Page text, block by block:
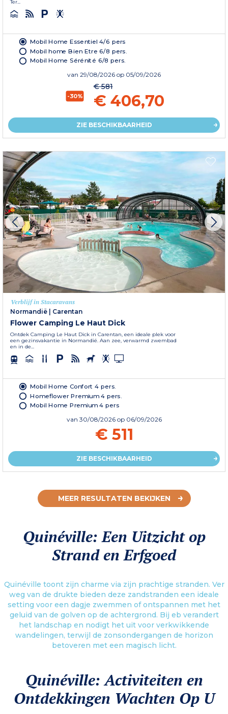
Ter...
Mobil Home Essentiel 4/6 pers
Mobil home Bien Etre 6/8 pers.
Mobil Home Sérénité 6/8 pers.
van 29/08/2026 op 05/09/2026
-30%
€ 581
€ 406,70
ZIE BESCHIKBAARHEID
Verblijf in Stacaravans
Normandië | Carentan
Flower Camping Le Haut Dick
Ontdek Camping Le Haut Dick in Carentan, een ideale plek voor
een gezinsvakantie in Normandië. Aan zee, verwarmd zwembad
en in de...
Mobil Home Confort 4 pers.
Homeflower Premium 4 pers.
Mobil Home Premium 4 pers
van 30/08/2026 op 06/09/2026
€ 511
ZIE BESCHIKBAARHEID
MEER RESULTATEN BEKIJKEN
Quinéville: Een Uitzicht op
Strand en Erfgoed
Quinéville toont zijn charme via zijn prachtige stranden. Ver
weg van de drukte bieden deze zandstranden een ideale
setting voor een dagje zwemmen of ontspannen met het
geluid van de golven op de achtergrond. Bij eb verandert
het landschap en nodigt het uit voor verkwikkende
wandelingen, terwijl de zonsondergangen de horizon
betoveren met een magisch licht.
Quinéville: Activiteiten en
Ontdekkingen Wachten Op U